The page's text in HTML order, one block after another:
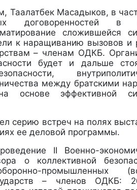
Таалатбек Масадыков, в
договоренностей в
сложившейся
к наращиванию вызовов и
– членам ОДКБ.
будет и дальше
между братскими
основе эффективной
серию встреч на полях
ее деловой программы.
II Военно-
о коллективной
промышленных
– членов ОДКБ: